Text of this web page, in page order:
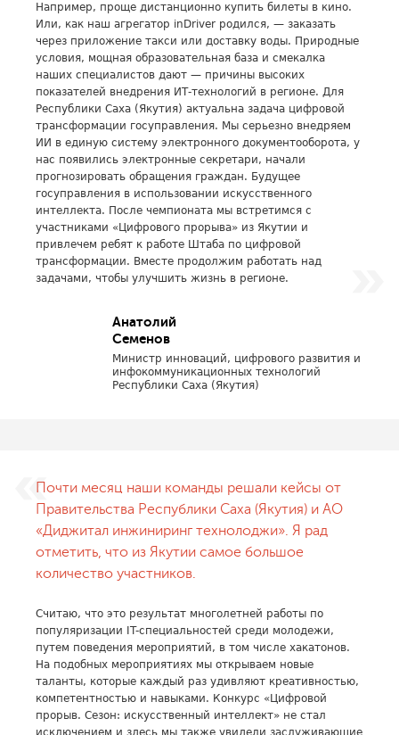
Например, проще дистанционно купить билеты в кино.
Или, как наш агрегатор inDriver родился, — заказать
через приложение такси или доставку воды. Природные
условия, мощная образовательная база и смекалка
наших специалистов дают — причины высоких
показателей внедрения ИТ-технологий в регионе. Для
Республики Саха (Якутия) актуальна задача цифровой
трансформации госуправления. Мы серьезно внедряем
ИИ в единую систему электронного документооборота, у
нас появились электронные секретари, начали
прогнозировать обращения граждан. Будущее
госуправления в использовании искусственного
интеллекта. После чемпионата мы встретимся с
участниками «Цифрового прорыва» из Якутии и
привлечем ребят к работе Штаба по цифровой
трансформации. Вместе продолжим работать над
задачами, чтобы улучшить жизнь в регионе.
Анатолий
Семенов
Министр инноваций, цифрового развития и
инфокоммуникационных технологий
Республики Саха (Якутия)
Почти месяц наши команды решали кейсы от
Правительства Республики Саха (Якутия) и АО
«Диджитал инжиниринг технолоджи». Я рад
отметить, что из Якутии самое большое
количество участников.
Считаю, что это результат многолетней работы по
популяризации IT-специальностей среди молодежи,
путем поведения мероприятий, в том числе хакатонов.
На подобных мероприятиях мы открываем новые
таланты, которые каждый раз удивляют креативностью,
компетентностью и навыками. Конкурс «Цифровой
прорыв. Сезон: искусственный интеллект» не стал
исключением и здесь мы также увидели заслуживающие